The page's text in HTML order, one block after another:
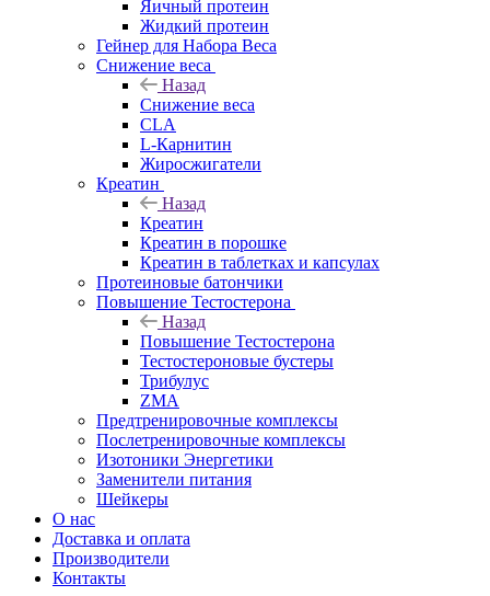
Яичный протеин
Жидкий протеин
Гейнер для Набора Веса
Снижение веса
Назад
Снижение веса
CLA
L-Карнитин
Жиросжигатели
Креатин
Назад
Креатин
Креатин в порошке
Креатин в таблетках и капсулах
Протеиновые батончики
Повышение Тестостерона
Назад
Повышение Тестостерона
Тестостероновые бустеры
Трибулус
ZMA
Предтренировочные комплексы
Послетренировочные комплексы
Изотоники Энергетики
Заменители питания
Шейкеры
О нас
Доставка и оплата
Производители
Контакты